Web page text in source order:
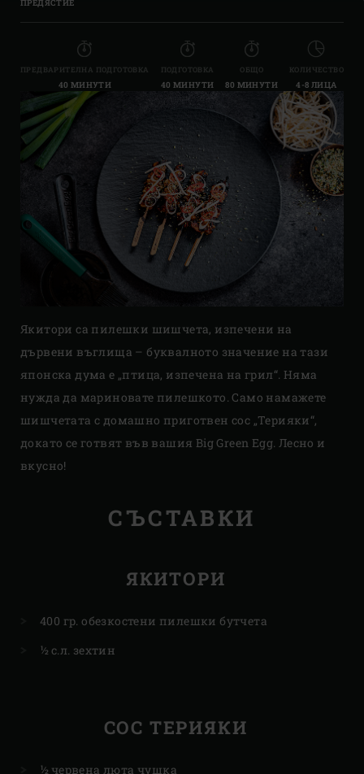
ПРЕДЯСТИЕ
ПРЕДВАРИТЕЛНА ПОДГОТОВКА
40 МИНУТИ
ПОДГОТОВКА
40 МИНУТИ
ОБЩО
80 МИНУТИ
КОЛИЧЕСТВО
4-8 ЛИЦА
Якитори са пилешки шишчета, изпечени на
дървени въглища – буквалното значение на тази
японска дума е „птица, изпечена на грил“. Няма
нужда да мариновате пилешкото. Само намажете
шишчетата с домашно приготвен сос „Терияки“,
докато се готвят във вашия Big Green Egg. Лесно и
вкусно!
СЪСТАВКИ
ЯКИТОРИ
400 гр. обезкостени пилешки бутчета
½ с.л. зехтин
СОС ТЕРИЯКИ
½ червена люта чушка